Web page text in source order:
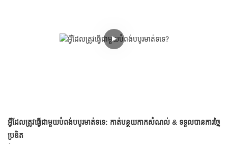
អ្វីដែលត្រូវធ្វើជាមួយបំពង់បបូរមាត់ទទេ: កាត់បន្ថយកាកសំណល់ & ទទួលបានការច្នៃ
ប្រឌិត